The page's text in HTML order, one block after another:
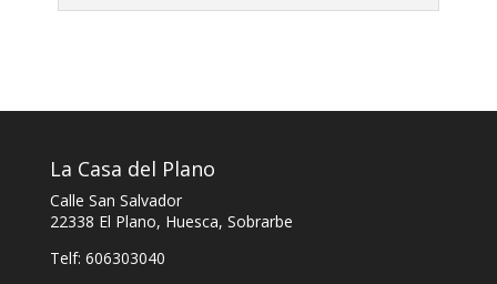
La Casa del Plano
Calle San Salvador
22338 El Plano, Huesca, Sobrarbe
Telf: 606303040